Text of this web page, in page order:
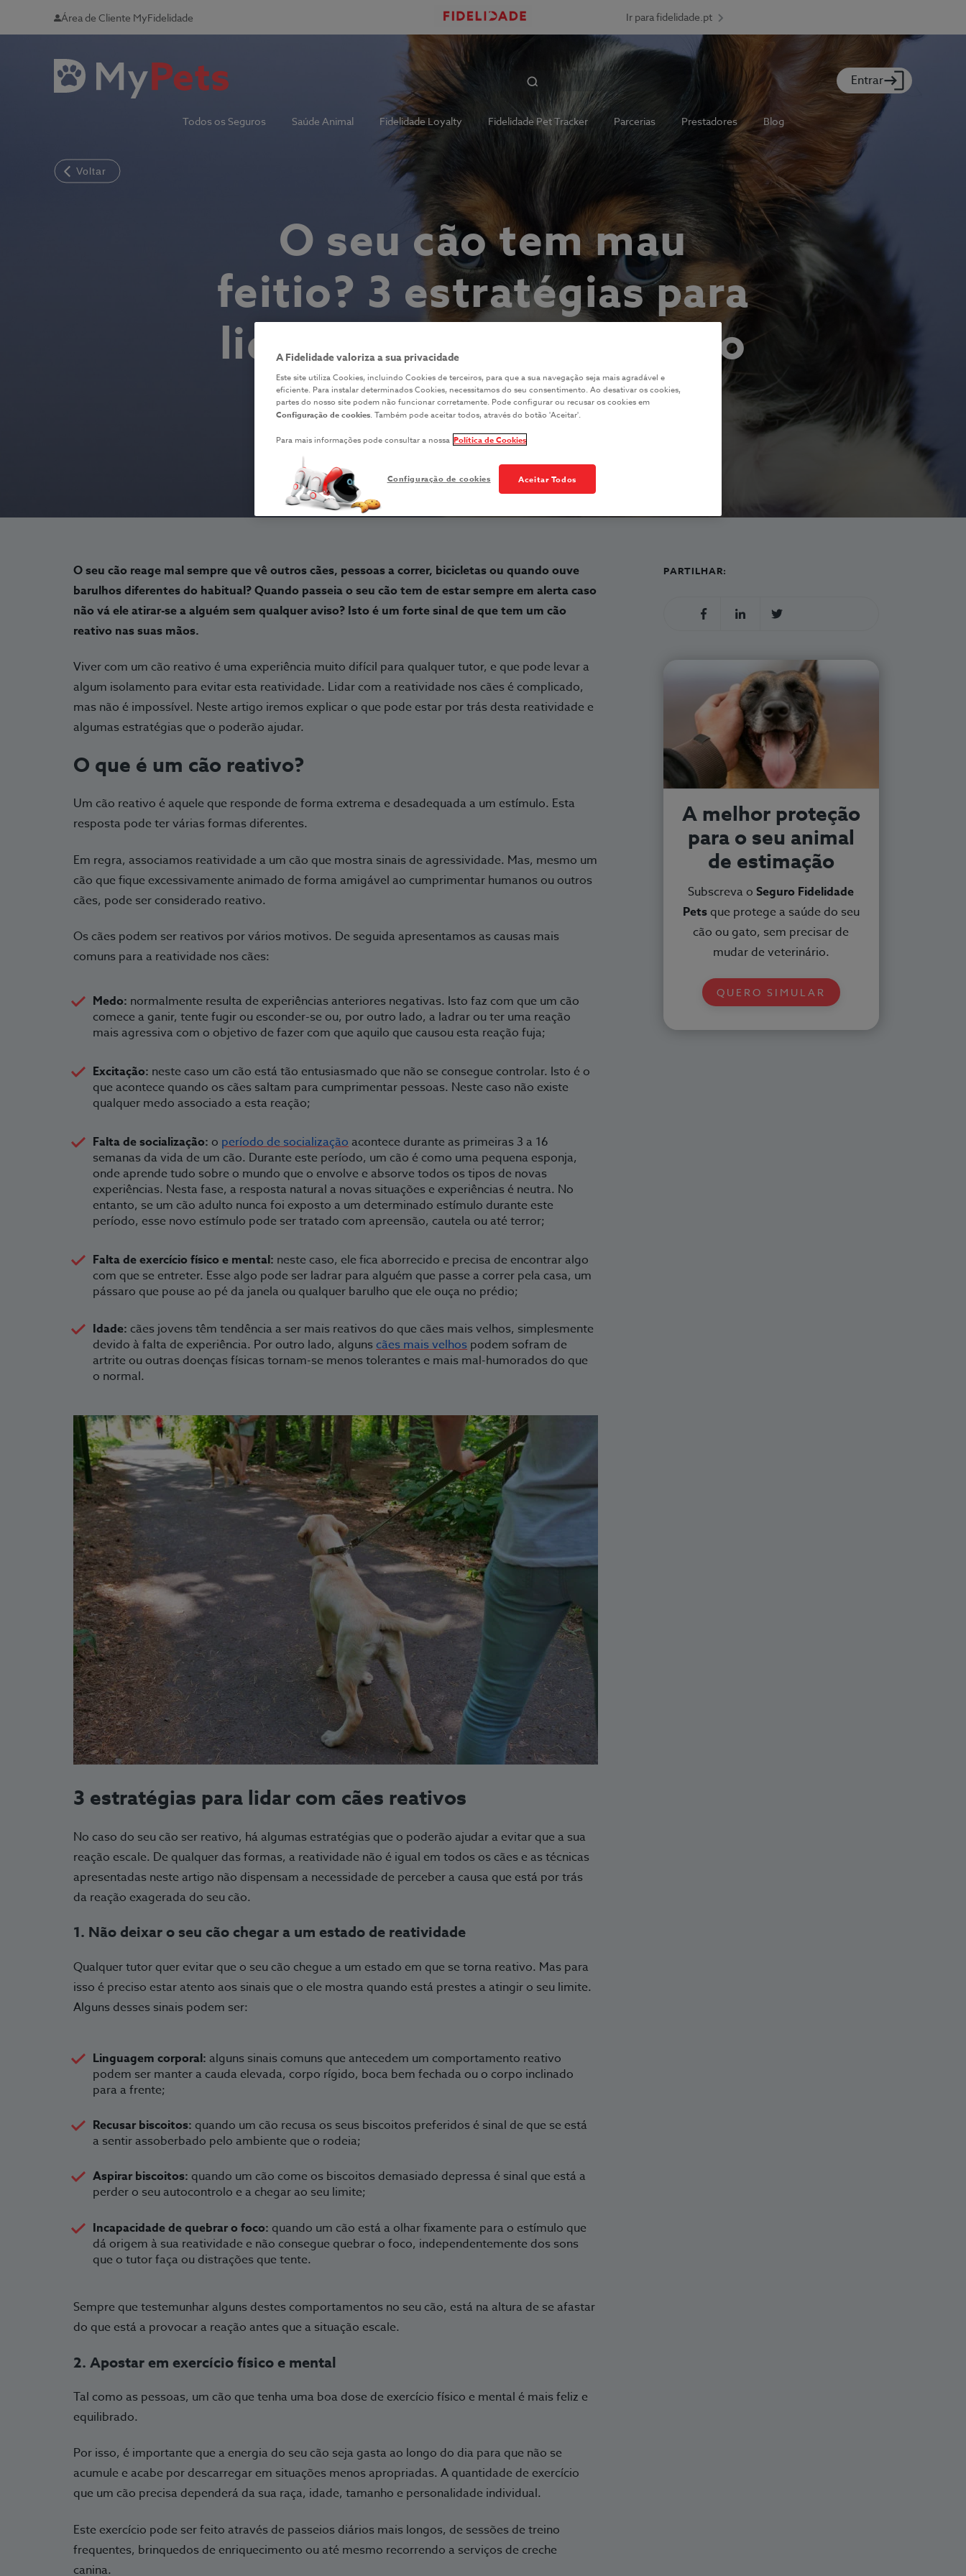
Área de Cliente MyFidelidade Ir para fidelidade.pt
Entrar
Todos os Seguros Saúde Animal Fidelidade Loyalty Fidelidade Pet Tracker Parcerias Prestadores Blog
Voltar
O seu cão tem mau
feitio? 3 estratégias para
lidar com um cão reativo
COMPORTAMENTO
O seu cão reage mal sempre que vê outros cães, pessoas a correr, bicicletas ou quando ouve
barulhos diferentes do habitual? Quando passeia o seu cão tem de estar sempre em alerta caso
não vá ele atirar-se a alguém sem qualquer aviso? Isto é um forte sinal de que tem um cão
reativo nas suas mãos.
Viver com um cão reativo é uma experiência muito difícil para qualquer tutor, e que pode levar a
algum isolamento para evitar esta reatividade. Lidar com a reatividade nos cães é complicado,
mas não é impossível. Neste artigo iremos explicar o que pode estar por trás desta reatividade e
algumas estratégias que o poderão ajudar.
O que é um cão reativo?
Um cão reativo é aquele que responde de forma extrema e desadequada a um estímulo. Esta
resposta pode ter várias formas diferentes.
Em regra, associamos reatividade a um cão que mostra sinais de agressividade. Mas, mesmo um
cão que fique excessivamente animado de forma amigável ao cumprimentar humanos ou outros
cães, pode ser considerado reativo.
Os cães podem ser reativos por vários motivos. De seguida apresentamos as causas mais
comuns para a reatividade nos cães:
Medo: normalmente resulta de experiências anteriores negativas. Isto faz com que um cão
comece a ganir, tente fugir ou esconder-se ou, por outro lado, a ladrar ou ter uma reação
mais agressiva com o objetivo de fazer com que aquilo que causou esta reação fuja;
Excitação: neste caso um cão está tão entusiasmado que não se consegue controlar. Isto é o
que acontece quando os cães saltam para cumprimentar pessoas. Neste caso não existe
qualquer medo associado a esta reação;
Falta de socialização: o período de socialização acontece durante as primeiras 3 a 16
semanas da vida de um cão. Durante este período, um cão é como uma pequena esponja,
onde aprende tudo sobre o mundo que o envolve e absorve todos os tipos de novas
experiências. Nesta fase, a resposta natural a novas situações e experiências é neutra. No
entanto, se um cão adulto nunca foi exposto a um determinado estímulo durante este
período, esse novo estímulo pode ser tratado com apreensão, cautela ou até terror;
Falta de exercício físico e mental: neste caso, ele fica aborrecido e precisa de encontrar algo
com que se entreter. Esse algo pode ser ladrar para alguém que passe a correr pela casa, um
pássaro que pouse ao pé da janela ou qualquer barulho que ele ouça no prédio;
Idade: cães jovens têm tendência a ser mais reativos do que cães mais velhos, simplesmente
devido à falta de experiência. Por outro lado, algunscães mais velhos podem sofram de
artrite ou outras doenças físicas tornam-se menos tolerantes e mais mal-humorados do que
o normal.
3 estratégias para lidar com cães reativos
No caso do seu cão ser reativo, há algumas estratégias que o poderão ajudar a evitar que a sua
reação escale. De qualquer das formas, a reatividade não é igual em todos os cães e as técnicas
apresentadas neste artigo não dispensam a necessidade de perceber a causa que está por trás
da reação exagerada do seu cão.
1. Não deixar o seu cão chegar a um estado de reatividade
Qualquer tutor quer evitar que o seu cão chegue a um estado em que se torna reativo. Mas para
isso é preciso estar atento aos sinais que o ele mostra quando está prestes a atingir o seu limite.
Alguns desses sinais podem ser:
Linguagem corporal: alguns sinais comuns que antecedem um comportamento reativo
podem ser manter a cauda elevada, corpo rígido, boca bem fechada ou o corpo inclinado
para a frente;
Recusar biscoitos: quando um cão recusa os seus biscoitos preferidos é sinal de que se está
a sentir assoberbado pelo ambiente que o rodeia;
Aspirar biscoitos: quando um cão come os biscoitos demasiado depressa é sinal que está a
perder o seu autocontrolo e a chegar ao seu limite;
Incapacidade de quebrar o foco: quando um cão está a olhar fixamente para o estímulo que
dá origem à sua reatividade e não consegue quebrar o foco, independentemente dos sons
que o tutor faça ou distrações que tente.
Sempre que testemunhar alguns destes comportamentos no seu cão, está na altura de se afastar
do que está a provocar a reação antes que a situação escale.
2. Apostar em exercício físico e mental
Tal como as pessoas, um cão que tenha uma boa dose de exercício físico e mental é mais feliz e
equilibrado.
Por isso, é importante que a energia do seu cão seja gasta ao longo do dia para que não se
acumule e acabe por descarregar em situações menos apropriadas. A quantidade de exercício
que um cão precisa dependerá da sua raça, idade, tamanho e personalidade individual.
Este exercício pode ser feito através de passeios diários mais longos, de sessões de treino
frequentes, brinquedos de enriquecimento ou até mesmo recorrendo a serviços de creche
canina.
PARTILHAR:
A melhor proteção
para o seu animal
de estimação
Subscreva oSeguro Fidelidade
Petsque protege a saúde do seu
cão ou gato, sem precisar de
mudar de veterinário.
QUERO SIMULAR
A Fidelidade valoriza a sua privacidade
Este site utiliza Cookies, incluindo Cookies de terceiros, para que a sua navegação seja mais agradável e
eficiente. Para instalar determinados Cookies, necessitamos do seu consentimento. Ao desativar os cookies,
partes do nosso site podem não funcionar corretamente. Pode configurar ou recusar os cookies em
Configuração de cookies. Também pode aceitar todos, através do botão 'Aceitar'.
Para mais informações pode consultar a nossa Política de Cookies
Aceitar Todos
Configuração de cookies